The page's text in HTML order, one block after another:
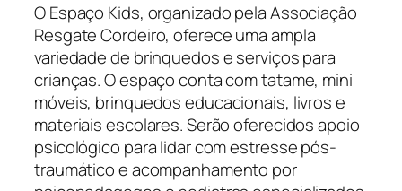
O Espaço Kids, organizado pela Associação
Resgate Cordeiro, oferece uma ampla
variedade de brinquedos e serviços para
crianças. O espaço conta com tatame, mini
móveis, brinquedos educacionais, livros e
materiais escolares. Serão oferecidos apoio
psicológico para lidar com estresse pós-
traumático e acompanhamento por